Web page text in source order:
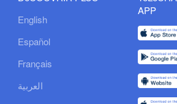
English
Español
Français
العربية
APP